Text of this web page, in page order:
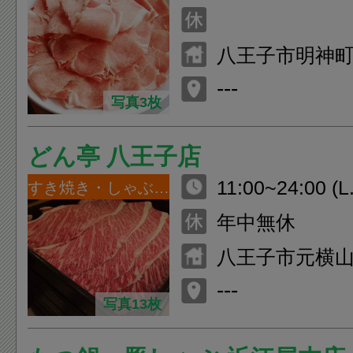
写真3枚
八王子市明神
---
どん亭 八王子店
すき焼き・しゃぶしゃぶ
写真13枚
11:00~24:00
年中無休
八王子市元横
---